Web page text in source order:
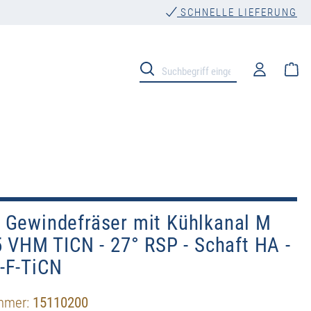
SCHNELLE LIEFERUNG
Gewindefräser mit Kühlkanal M
VHM TICN - 27° RSP - Schaft HA -
TiCN
15110200